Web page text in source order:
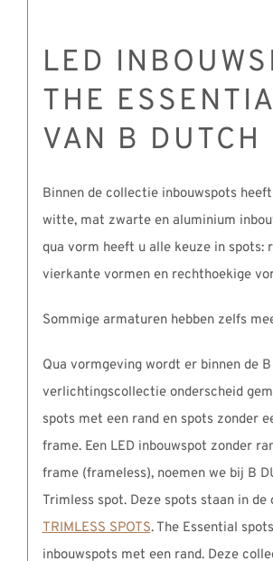
LED
THE
VAN B DUTCH
Binnen de collectie inbouwspots
witte, mat zwarte en aluminium
qua vorm heeft u alle keuze in spots:
vierkante vormen en rechthoekige
Sommige armaturen hebben zelfs
Qua vormgeving wordt er binnen de B
verlichtingscollectie onderscheid
spots met een rand en spots zonder
frame. Een LED inbouwspot zonder
frame (frameless), noemen we bij B
Trimless spot. Deze spots staan in de
TRIMLESS SPOTS. The Essential
inbouwspots met een rand. Deze